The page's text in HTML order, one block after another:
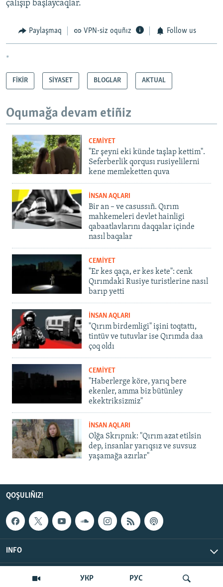
УКР РУС
çalışıp başlaycaqlar.
Paylaşmaq VPN-siz oquñız Follow us
*
FİKİR SİYASET BLOGLAR AKTUAL
Oqumağa devam etiñiz
CEMİYET
"Er şeyni eki künde taşlap kettim".
Seferberlik qorqusı rusiyelilerni
kene memleketten quva
İNSAN AQLARI
Bir an – ve casussıñ. Qırım
mahkemeleri devlet hainligi
qabaatlavlarını daqqalar içinde
nasıl baqalar
CEMİYET
"Er kes qaça, er kes kete": cenk
Qırımdaki Rusiye turistlerine nasıl
barıp yetti
İNSAN AQLARI
"Qırım birdemligi" işini toqtattı,
tintüv ve tutuvlar ise Qırımda daa
çoq oldı
CEMİYET
"Haberlerge köre, yarıq bere
ekenler, amma biz bütünley
ekektriksizmiz"
İNSAN AQLARI
Olğa Skrıpnık: "Qırım azat etilsin
dep, insanlar yarıqsız ve suvsuz
yaşamağa azırlar"
QOŞULIÑIZ!
INFO
© Qırım.Aqiqat, 2026 | All Rights Reserved.